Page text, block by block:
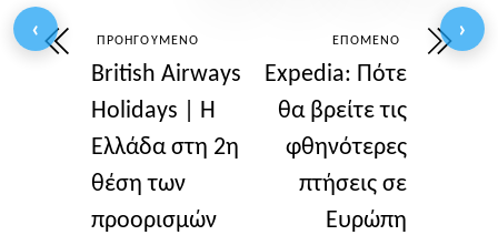
ΠΡΟΗΓΟΎΜΕΝΟ
British Airways
Holidays | Η
Ελλάδα στη 2η
θέση των
προορισμών
ΕΠΌΜΕΝΟ
Expedia: Πότε
θα βρείτε τις
φθηνότερες
πτήσεις σε
Ευρώπη
‹ ›